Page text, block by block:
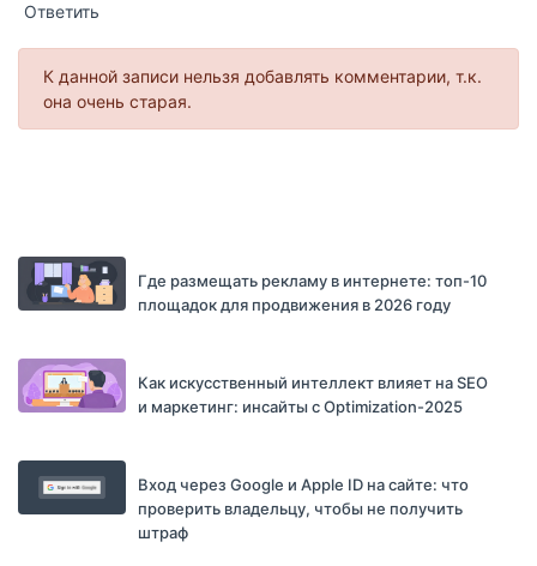
Ответить
К данной записи нельзя добавлять комментарии, т.к.
она очень старая.
Где размещать рекламу в интернете: топ-10
площадок для продвижения в 2026 году
Как искусственный интеллект влияет на SEO
и маркетинг: инсайты с Optimization-2025
Вход через Google и Apple ID на сайте: что
проверить владельцу, чтобы не получить
штраф